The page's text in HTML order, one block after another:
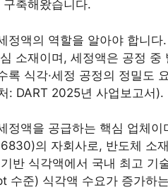
축해왔습니다.
액의 역할을 알아야 합니다
소재이며, 세정액은 공정 중
식각·세정 공정의 정밀도
: DART 2025년 사업보고서).
정액을 공급하는 핵심 업체
의 자회사로, 반도체 소
반 식각액에서 국내 최고 기
수준) 식각액 수요가 증가하